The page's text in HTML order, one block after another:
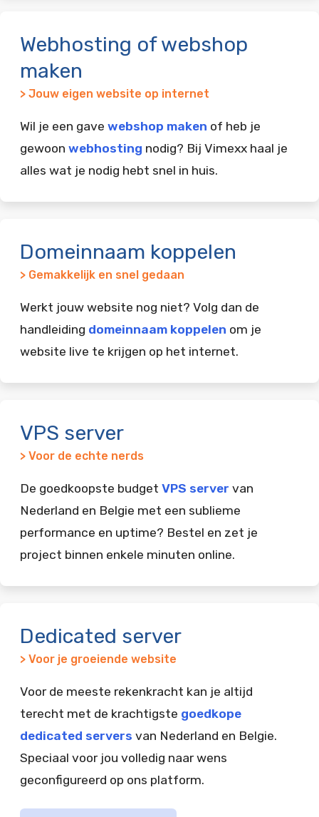
Webhosting of webshop
maken
> Jouw eigen website op internet
Wil je een gave webshop maken of heb je
gewoon webhosting nodig? Bij Vimexx haal je
alles wat je nodig hebt snel in huis.
Domeinnaam koppelen
> Gemakkelijk en snel gedaan
Werkt jouw website nog niet? Volg dan de
handleiding domeinnaam koppelen om je
website live te krijgen op het internet.
VPS server
> Voor de echte nerds
De goedkoopste budget VPS server van
Nederland en Belgie met een sublieme
performance en uptime? Bestel en zet je
project binnen enkele minuten online.
Dedicated server
> Voor je groeiende website
Voor de meeste rekenkracht kan je altijd
terecht met de krachtigste goedkope
dedicated servers van Nederland en Belgie.
Speciaal voor jou volledig naar wens
geconfigureerd op ons platform.